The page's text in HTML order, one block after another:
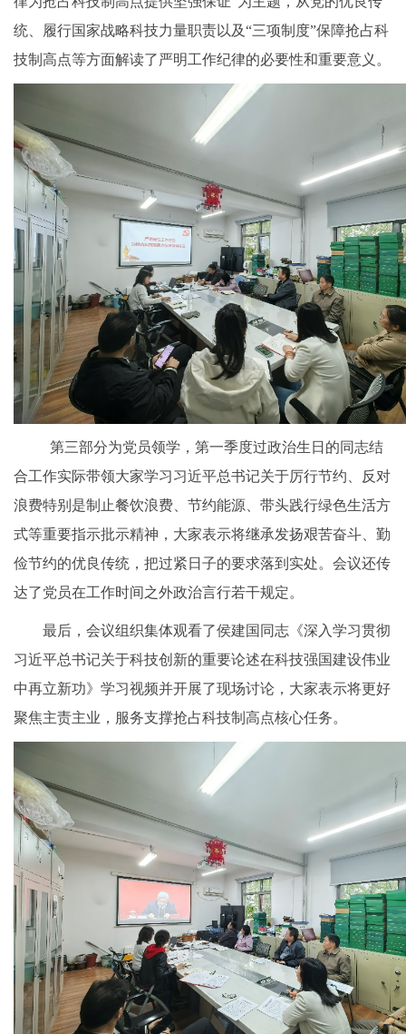
统、履行国家战略科技力量职责以及“三项制度”保障抢占科
技制高点等方面解读了严明工作纪律的必要性和重要意义。
第三部分为党员领学，第一季度过政治生日的同志结
合工作实际带领大家学习习近平总书记关于厉行节约、反对
浪费特别是制止餐饮浪费、节约能源、带头践行绿色生活方
式等重要指示批示精神，大家表示将继承发扬艰苦奋斗、勤
俭节约的优良传统，把过紧日子的要求落到实处。会议还传
达了党员在工作时间之外政治言行若干规定。
最后，会议组织集体观看了侯建国同志《深入学习贯彻
习近平总书记关于科技创新的重要论述在科技强国建设伟业
中再立新功》学习视频并开展了现场讨论，大家表示将更好
聚焦主责主业，服务支撑抢占科技制高点核心任务。